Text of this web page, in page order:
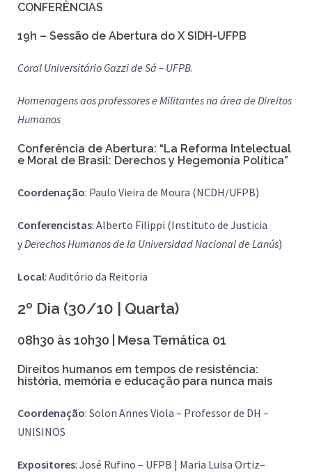
CONFERÊNCIAS
19h – Sessão de Abertura do X SIDH-UFPB
Coral Universitário Gazzi de Sá – UFPB.
Homenagens aos professores e Militantes na área de Direitos
Humanos
Conferência de Abertura: “La Reforma Intelectual
e Moral de Brasil: Derechos y Hegemonía Política”
Coordenação: Paulo Vieira de Moura (NCDH/UFPB)
Conferencistas: Alberto Filippi (Instituto de Justicia
yDerechos Humanos de la Universidad Nacional de Lanús)
Local: Auditório da Reitoria
2º Dia (30/10 | Quarta)
08h30 às 10h30 | Mesa Temática 01
Direitos humanos em tempos de resistência:
história, memória e educação para nunca mais
Coordenação: Solon Annes Viola – Professor de DH –
UNISINOS
Expositores: José Rufino – UFPB | Maria Luisa Ortiz–